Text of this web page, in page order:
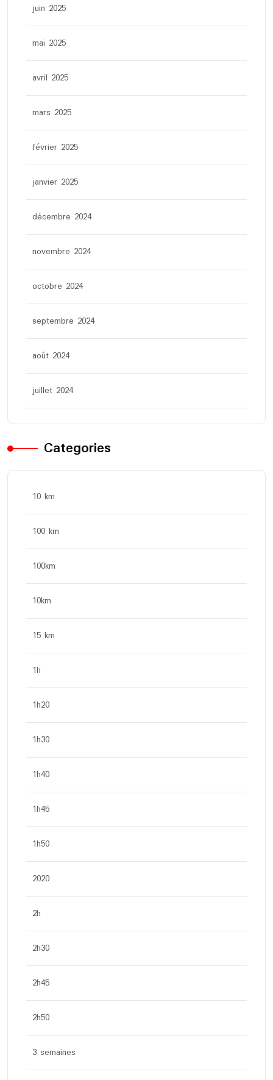
juin 2025
mai 2025
avril 2025
mars 2025
février 2025
janvier 2025
décembre 2024
novembre 2024
octobre 2024
septembre 2024
août 2024
juillet 2024
Categories
10 km
100 km
100km
10km
15 km
1h
1h20
1h30
1h40
1h45
1h50
2020
2h
2h30
2h45
2h50
3 semaines